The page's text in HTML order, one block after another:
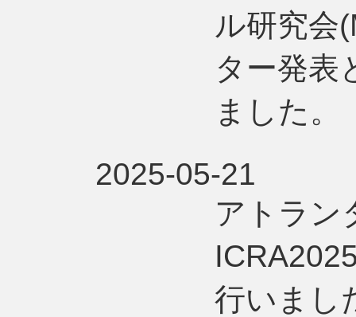
ル研究会
ター発表
ました。
2025-05-21
アトラン
行いまし